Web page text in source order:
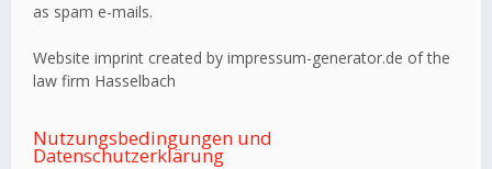
as spam e-mails.
Website imprint created by impressum-generator.de of the
law firm Hasselbach
Nutzungsbedingungen und
Datenschutzerklärung